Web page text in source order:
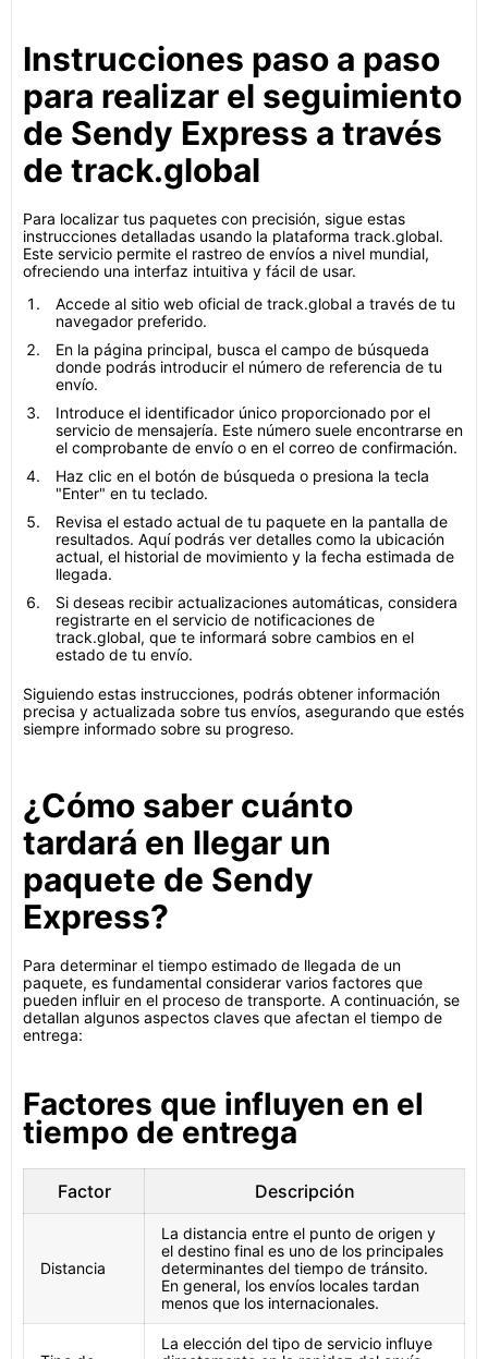
Instrucciones paso a paso
para realizar el seguimiento
de Sendy Express a través
de track.global
Para localizar tus paquetes con precisión, sigue estas
instrucciones detalladas usando la plataforma track.global.
Este servicio permite el rastreo de envíos a nivel mundial,
ofreciendo una interfaz intuitiva y fácil de usar.
Accede al sitio web oficial de track.global a través de tu
navegador preferido.
En la página principal, busca el campo de búsqueda
donde podrás introducir el número de referencia de tu
envío.
Introduce el identificador único proporcionado por el
servicio de mensajería. Este número suele encontrarse en
el comprobante de envío o en el correo de confirmación.
Haz clic en el botón de búsqueda o presiona la tecla
"Enter" en tu teclado.
Revisa el estado actual de tu paquete en la pantalla de
resultados. Aquí podrás ver detalles como la ubicación
actual, el historial de movimiento y la fecha estimada de
llegada.
Si deseas recibir actualizaciones automáticas, considera
registrarte en el servicio de notificaciones de
track.global, que te informará sobre cambios en el
estado de tu envío.
Siguiendo estas instrucciones, podrás obtener información
precisa y actualizada sobre tus envíos, asegurando que estés
siempre informado sobre su progreso.
¿Cómo saber cuánto
tardará en llegar un
paquete de Sendy
Express?
Para determinar el tiempo estimado de llegada de un
paquete, es fundamental considerar varios factores que
pueden influir en el proceso de transporte. A continuación, se
detallan algunos aspectos claves que afectan el tiempo de
entrega:
Factores que influyen en el
tiempo de entrega
Factor Descripción
Distancia
La distancia entre el punto de origen y
el destino final es uno de los principales
determinantes del tiempo de tránsito.
En general, los envíos locales tardan
menos que los internacionales.
La elección del tipo de servicio influye